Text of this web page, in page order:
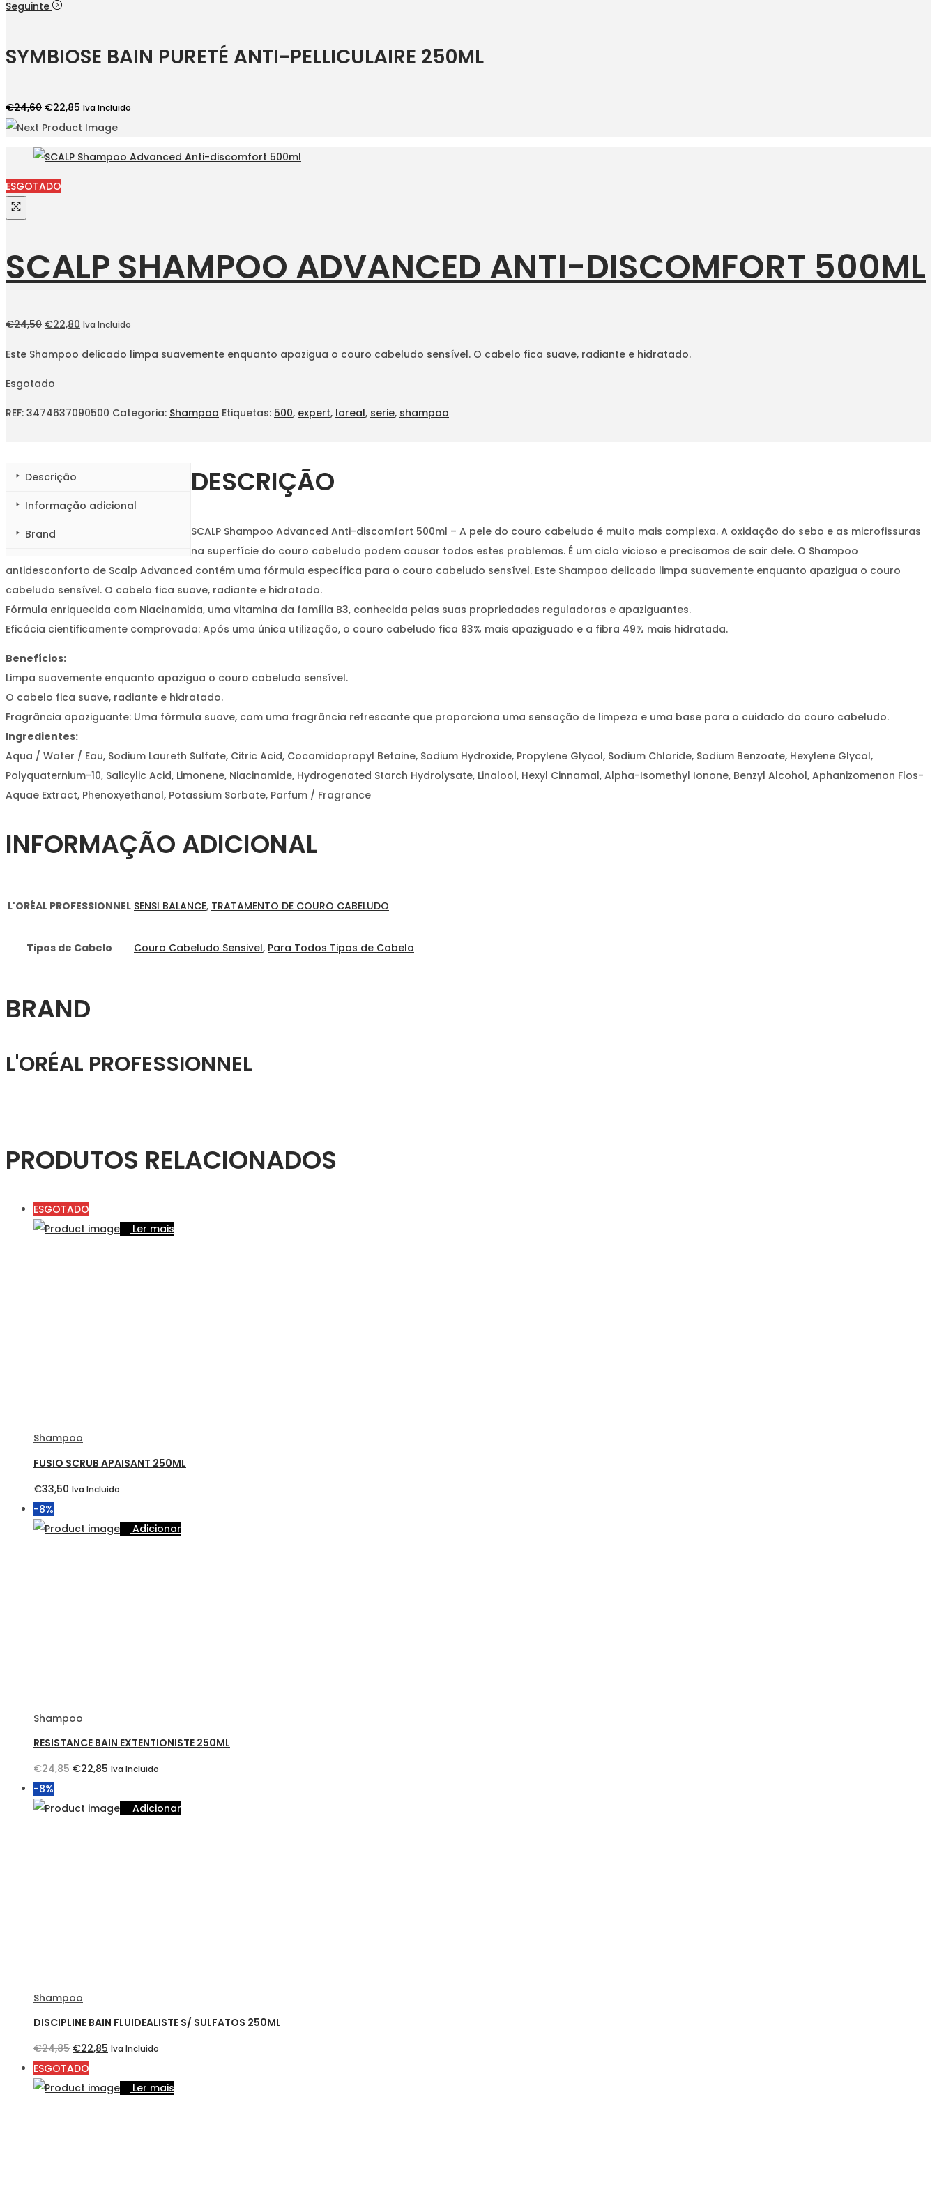
preço
€17,50.€15,20.
Seguinte
SYMBIOSE BAIN PURETÉ ANTI-PELLICULAIRE 250ML
€24,60 O
preço
era:
€24,60.
€22,85 O
preço
é:
Iva Incluido
ESGOTADO
SCALP SHAMPOO ADVANCED ANTI-DISCOMFORT 500ML
€24,50 O
original
era:
€22,80 O
Iva Incluido
Este Shampoo delicado limpa suavemente enquanto apazigua o couro cabeludo sensível. O cabelo fica suave, radiante e hidratado.
Esgotado
REF: 3474637090500 Categoria: Shampoo Etiquetas: 500, expert, loreal, serie, shampoo
Descrição
Informação adicional
Brand
DESCRIÇÃO
SCALP Shampoo Advanced Anti-discomfort 500ml – A pele do couro cabeludo é muito mais complexa. A oxidação do sebo e as microfissuras
na superfície do couro cabeludo podem causar todos estes problemas. É um ciclo vicioso e precisamos de sair dele. O Shampoo
antidesconforto de Scalp Advanced contém uma fórmula específica para o couro cabeludo sensível. Este Shampoo delicado limpa suavemente enquanto apazigua o couro
cabeludo sensível. O cabelo fica suave, radiante e hidratado.
Fórmula enriquecida com Niacinamida, uma vitamina da família B3, conhecida pelas suas propriedades reguladoras e apaziguantes.
Eficácia cientificamente comprovada: Após uma única utilização, o couro cabeludo fica 83% mais apaziguado e a fibra 49% mais hidratada.
Benefícios:
Limpa suavemente enquanto apazigua o couro cabeludo sensível.
O cabelo fica suave, radiante e hidratado.
Fragrância apaziguante: Uma fórmula suave, com uma fragrância refrescante que proporciona uma sensação de limpeza e uma base para o cuidado do couro cabeludo.
Ingredientes:
Aqua / Water / Eau, Sodium Laureth Sulfate, Citric Acid, Cocamidopropyl Betaine, Sodium Hydroxide, Propylene Glycol, Sodium Chloride, Sodium Benzoate, Hexylene Glycol,
Polyquaternium-10, Salicylic Acid, Limonene, Niacinamide, Hydrogenated Starch Hydrolysate, Linalool, Hexyl Cinnamal, Alpha-Isomethyl Ionone, Benzyl Alcohol, Aphanizomenon Flos-
Aquae Extract, Phenoxyethanol, Potassium Sorbate, Parfum / Fragrance
INFORMAÇÃO ADICIONAL
L'ORÉAL PROFESSIONNEL SENSI BALANCE, TRATAMENTO DE COURO CABELUDO
Tipos de Cabelo Couro Cabeludo Sensivel, Para Todos Tipos de Cabelo
BRAND
L'ORÉAL PROFESSIONNEL
PRODUTOS RELACIONADOS
ESGOTADO
Ler mais
Shampoo
FUSIO SCRUB APAISANT 250ML
€33,50 Iva Incluido
-8%
Adicionar
Shampoo
RESISTANCE BAIN EXTENTIONISTE 250ML
€24,85 O
original
€22,85 O
atual
Iva Incluido
-8%
Adicionar
Shampoo
DISCIPLINE BAIN FLUIDEALISTE S/ SULFATOS 250ML
€24,85 O
preço
original
€22,85 O
atual
Iva Incluido
ESGOTADO
Ler mais